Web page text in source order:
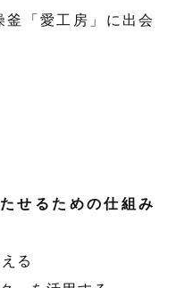
「愛工房」に出会
せるための仕組み
る